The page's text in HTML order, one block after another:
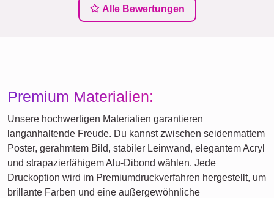
Alle Bewertungen
Premium Materialien:
Unsere hochwertigen Materialien garantieren
langanhaltende Freude. Du kannst zwischen seidenmattem
Poster, gerahmtem Bild, stabiler Leinwand, elegantem Acryl
und strapazierfähigem Alu-Dibond wählen. Jede
Druckoption wird im Premiumdruckverfahren hergestellt, um
brillante Farben und eine außergewöhnliche